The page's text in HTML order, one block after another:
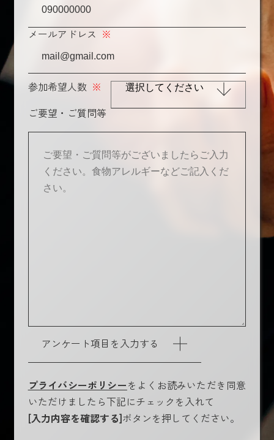
メールアドレス ※
参加希望人数 ※
ご要望・ご質問等
アンケート項目を入力する
プライバシーポリシーをよくお読みいただき同意
いただけましたら下記にチェックを入れて
[入力内容を確認する]ボタンを押してください。